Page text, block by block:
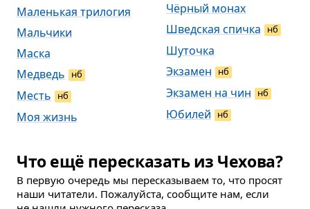
Маленькая трилогия
Мальчики
Маска
Медведь
нб
Месть нб
Моя жизнь
Чёрный монах
Шведская спичка
нб
Шуточка
Экзамен
нб
Экзамен на чин нб
Юбилей нб
Что ещё пересказать из Чехова?
В первую очередь мы пересказываем то, что просят
наши читатели. Пожалуйста, сообщите нам, если